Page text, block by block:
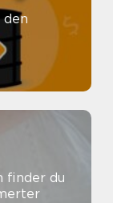
finder du